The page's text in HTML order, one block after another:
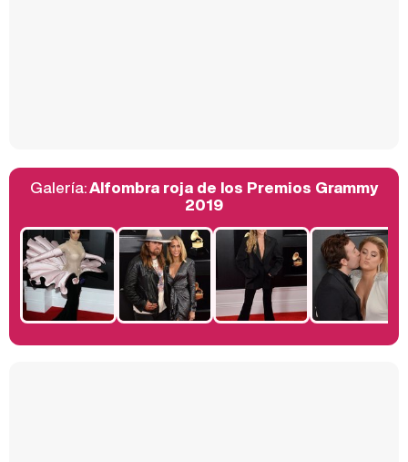
Belén Esteban: "Estoy emocionada, muy contenta y muy feliz por llegar a RTVE"
Galería:Alfombra roja de los Premios Grammy
2019